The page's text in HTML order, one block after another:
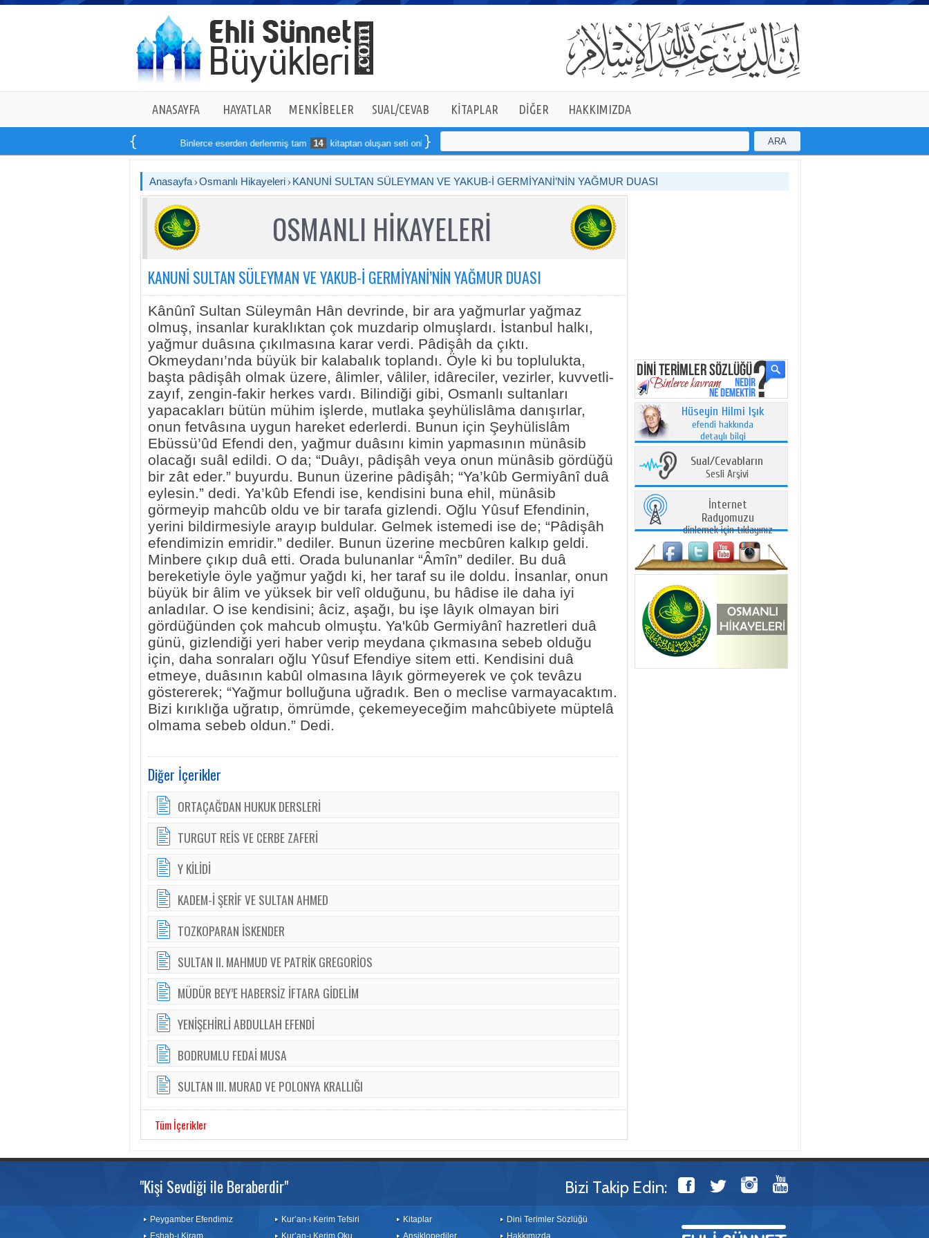
ANASAYFA HAYATLAR MENKÎBELER SUAL/CEVAB KİTAPLAR DİĞER HAKKIMIZDA
Binlerce eserden derlenmiş tam 14 kitaptan oluşan seti online sipariş verebilirsiniz ARA
Anasayfa Osmanlı Hikayeleri KANUNİ SULTAN SÜLEYMAN VE YAKUB-İ GERMİYANİ’NİN YAĞMUR DUASI
OSMANLI HİKAYELERİ
KANUNİ SULTAN SÜLEYMAN VE YAKUB-İ GERMİYANİ’NİN YAĞMUR DUASI
Kânûnî Sultan Süleymân Hân devrinde, bir ara yağmurlar yağmaz
olmuş, insanlar kuraklıktan çok muzdarip olmuşlardı. İstanbul halkı,
yağmur duâsına çıkılmasına karar verdi. Pâdişâh da çıktı.
Okmeydanı’nda büyük bir kalabalık toplandı. Öyle ki bu toplulukta,
başta pâdişâh olmak üzere, âlimler, vâliler, idâreciler, vezirler, kuvvetli-
zayıf, zengin-fakir herkes vardı. Bilindiği gibi, Osmanlı sultanları
yapacakları bütün mühim işlerde, mutlaka şeyhülislâma danışırlar,
onun fetvâsına uygun hareket ederlerdi. Bunun için Şeyhülislâm
Ebüssü’ûd Efendi den, yağmur duâsını kimin yapmasının münâsib
olacağı suâl edildi. O da; “Duâyı, pâdişâh veya onun münâsib gördüğü
bir zât eder.” buyurdu. Bunun üzerine pâdişâh; “Ya’kûb Germiyânî duâ
eylesin.” dedi. Ya’kûb Efendi ise, kendisini buna ehil, münâsib
görmeyip mahcûb oldu ve bir tarafa gizlendi. Oğlu Yûsuf Efendinin,
yerini bildirmesiyle arayıp buldular. Gelmek istemedi ise de; “Pâdişâh
efendimizin emridir.” dediler. Bunun üzerine mecbûren kalkıp geldi.
Minbere çıkıp duâ etti. Orada bulunanlar “Âmîn” dediler. Bu duâ
bereketiyle öyle yağmur yağdı ki, her taraf su ile doldu. İnsanlar, onun
büyük bir âlim ve yüksek bir velî olduğunu, bu hâdise ile daha iyi
anladılar. O ise kendisini; âciz, aşağı, bu işe lâyık olmayan biri
gördüğünden çok mahcub olmuştu. Ya'kûb Germiyânî hazretleri duâ
günü, gizlendiği yeri haber verip meydana çıkmasına sebeb olduğu
için, daha sonraları oğlu Yûsuf Efendiye sitem etti. Kendisini duâ
etmeye, duâsının kabûl olmasına lâyık görmeyerek ve çok tevâzu
göstererek; “Yağmur bolluğuna uğradık. Ben o meclise varmayacaktım.
Bizi kırıklığa uğratıp, ömrümde, çekemeyeceğim mahcûbiyete müptelâ
olmama sebeb oldun.” Dedi.
Diğer İçerikler
ORTAÇAĞ'DAN HUKUK DERSLERİ
TURGUT REİS VE CERBE ZAFERİ
Y KİLİDİ
KADEM-İ ŞERİF VE SULTAN AHMED
TOZKOPARAN İSKENDER
SULTAN II. MAHMUD VE PATRİK GREGORİOS
MÜDÜR BEY’E HABERSİZ İFTARA GİDELİM
YENİŞEHİRLİ ABDULLAH EFENDİ
BODRUMLU FEDAİ MUSA
SULTAN III. MURAD VE POLONYA KRALLIĞI
Tüm İçerikler
Hüseyin Hilmi Işık
efendi hakkında
detaylı bilgi
Sual/Cevabların
Sesli Arşivi
İnternet
Radyomuzu
dinlemek için tıklayınız
"Kişi Sevdiği ile Beraberdir" Bizi Takip Edin:
Peygamber Efendimiz
Kur’an-ı Kerim Tefsiri
Kitaplar
Dini Terimler Sözlüğü